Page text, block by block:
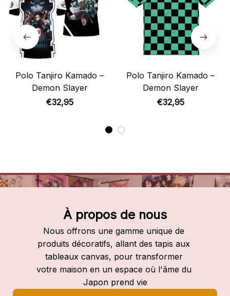
Polo Tanjiro Kamado –
Demon Slayer
€32,95
Polo Tanjiro Kamado –
Demon Slayer
€32,95
À propos de nous
Nous offrons une gamme unique de
produits décoratifs, allant des tapis aux
tableaux canvas, pour transformer
votre maison en un espace où l'âme du
Japon prend vie